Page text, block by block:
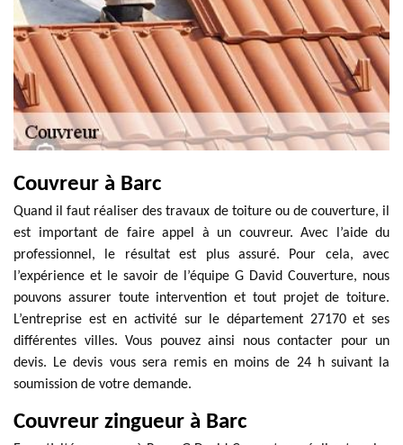
Couvreur à Barc
Quand il faut réaliser des travaux de toiture ou de couverture, il
est important de faire appel à un couvreur. Avec l’aide du
professionnel, le résultat est plus assuré. Pour cela, avec
l’expérience et le savoir de l’équipe G David Couverture, nous
pouvons assurer toute intervention et tout projet de toiture.
L’entreprise est en activité sur le département 27170 et ses
différentes villes. Vous pouvez ainsi nous contacter pour un
devis. Le devis vous sera remis en moins de 24 h suivant la
soumission de votre demande.
Couvreur zingueur à Barc